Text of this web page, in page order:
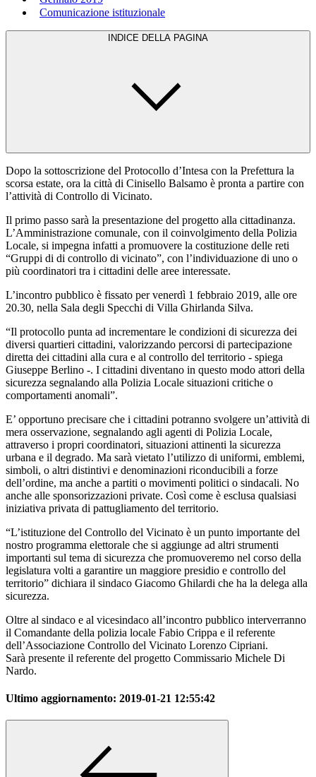
Comunicazione istituzionale
INDICE DELLA PAGINA
Dopo la sottoscrizione del Protocollo d’Intesa con la Prefettura la
scorsa estate, ora la città di Cinisello Balsamo è pronta a partire con
l’attività di Controllo di Vicinato.
Il primo passo sarà la presentazione del progetto alla cittadinanza.
L’Amministrazione comunale, con il coinvolgimento della Polizia
Locale, si impegna infatti a promuovere la costituzione delle reti
“Gruppi di di controllo di vicinato”, con l’individuazione di uno o
più coordinatori tra i cittadini delle aree interessate.
L’incontro pubblico è fissato per venerdì 1 febbraio 2019, alle ore
20.30, nella Sala degli Specchi di Villa Ghirlanda Silva.
“Il protocollo punta ad incrementare le condizioni di sicurezza dei
diversi quartieri cittadini, valorizzando percorsi di partecipazione
diretta dei cittadini alla cura e al controllo del territorio - spiega
Giuseppe Berlino -. I cittadini diventano in questo modo attori della
sicurezza segnalando alla Polizia Locale situazioni critiche o
comportamenti anomali”.
E’ opportuno precisare che i cittadini potranno svolgere un’attività di
mera osservazione, segnalando agli agenti di Polizia Locale,
attraverso i propri coordinatori, situazioni attinenti la sicurezza
urbana e il degrado. Ma sarà vietato l’utilizzo di uniformi, emblemi,
simboli, o altri distintivi e denominazioni riconducibili a forze
dell’ordine, ma anche a partiti o movimenti politici o sindacali. No
anche alle sponsorizzazioni private. Così come è esclusa qualsiasi
iniziativa privata di pattugliamento del territorio.
“L’istituzione del Controllo del Vicinato è un punto importante del
nostro programma elettorale che si aggiunge ad altri strumenti
importanti sul tema di sicurezza che promuoveremo nel corso della
legislatura volti a garantire un maggiore presidio e controllo del
territorio” dichiara il sindaco Giacomo Ghilardi che ha la delega alla
sicurezza.
Oltre al sindaco e al vicesindaco all’incontro pubblico interverranno
il Comandante della polizia locale Fabio Crippa e il referente
dell’Associazione Controllo del Vicinato Lorenzo Cipriani.
Sarà presente il referente del progetto Commissario Michele Di
Nardo.
Ultimo aggiornamento: 2019-01-21 12:55:42